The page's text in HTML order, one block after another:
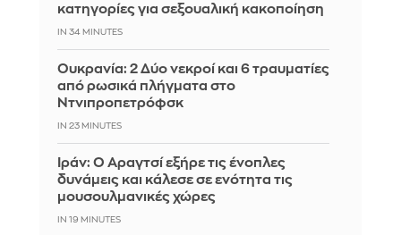
κατηγορίες για σεξουαλική κακοποίηση
IN 34 MINUTES
Ουκρανία: 2 Δύο νεκροί και 6 τραυματίες
από ρωσικά πλήγματα στο
Ντνιπροπετρόφσκ
IN 23 MINUTES
Ιράν: Ο Αραγτσί εξήρε τις ένοπλες
δυνάμεις και κάλεσε σε ενότητα τις
μουσουλμανικές χώρες
IN 19 MINUTES